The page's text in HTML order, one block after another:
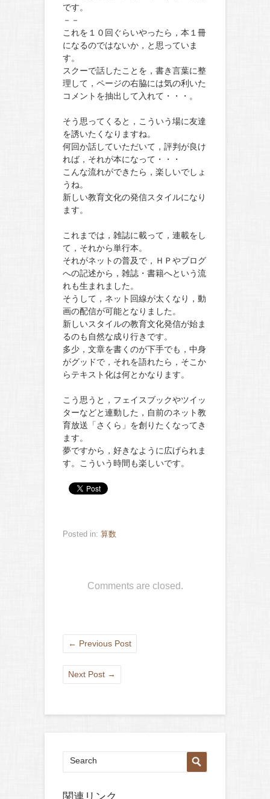
です。
－－
これを１０回ぐらいやったら，本１冊
になるのではないか，と思っていま
す。
スクーで話したことを，書き言葉に整
理して，ページの右脇には気の利いた
コメントを抽出して入れて・・・。
そう思ってくると，こういう場に友達
を誘いたくなりますね。
何回か話していただいて，評判が良け
れば，それが本になって・・・
こんな流れができたら，楽しいでしょ
うね。
新しい教育文化の発信スタイルになり
ます。
これまでは，雑誌に載って，連載をし
て，それから単行本。
それがネットの普及で，ＨＰやブログ
への記述から，雑誌・書籍へという流
れも生まれました。
そうして，ネット回線が太くなり，動
画の配信が可能となりました。
新しいスタイルの教育文化発信が始ま
るのも自然な成り行きです。
多少，文章を書くのが下手でも，中身
がグッドで，それを語れたら，そこか
らテキスト化は何とかなります。
こう思うと，フェイスブックやツイッ
ターなどと連動した，自前のネット教
育放送「さくら」を創りたくなってき
ます。
夢ですから，好きなように広げられま
す。こういう時間も楽しいです。
Posted in: 算数
Comments are closed.
← Previous Post
Next Post →
関連リンク